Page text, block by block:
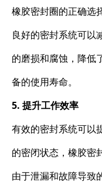
橡胶密封圈的正确选
良好的密封系统可以
的磨损和腐蚀，降低
备的使用寿命。
5. 提升工作效率
有效的密封系统可以
的密闭状态，橡胶密
由于泄漏和故障导致